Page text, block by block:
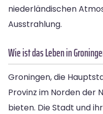
niederländischen
Ausstrahlung.
Wie ist das Leben in
Groningen, die
Provinz im Norden der
bieten. Die Stadt und